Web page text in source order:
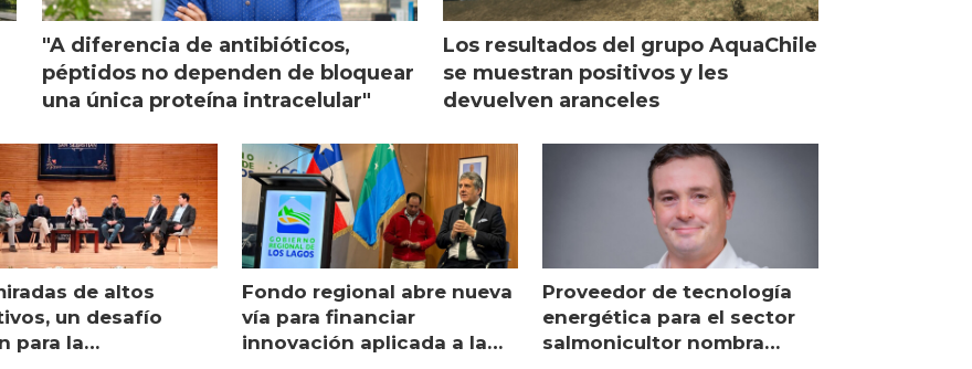
"A diferencia de antibióticos,
péptidos no dependen de bloquear
una única proteína intracelular"
Los resultados del grupo AquaChile
se muestran positivos y les
devuelven aranceles
de altos
un desafío
para la
Fondo regional abre nueva
vía para financiar
innovación aplicada a la
Proveedor de tecnología
energética para el sector
salmonicultor nombra